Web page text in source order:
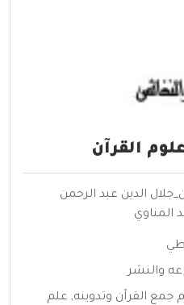
القرآن
الدين عبد الرحمن
المناوي
والنشر
جمع القرآن وتدوينه, علم